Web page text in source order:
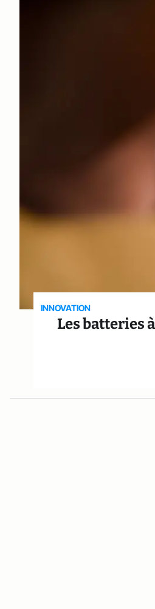
INNOVATION
Les batteries